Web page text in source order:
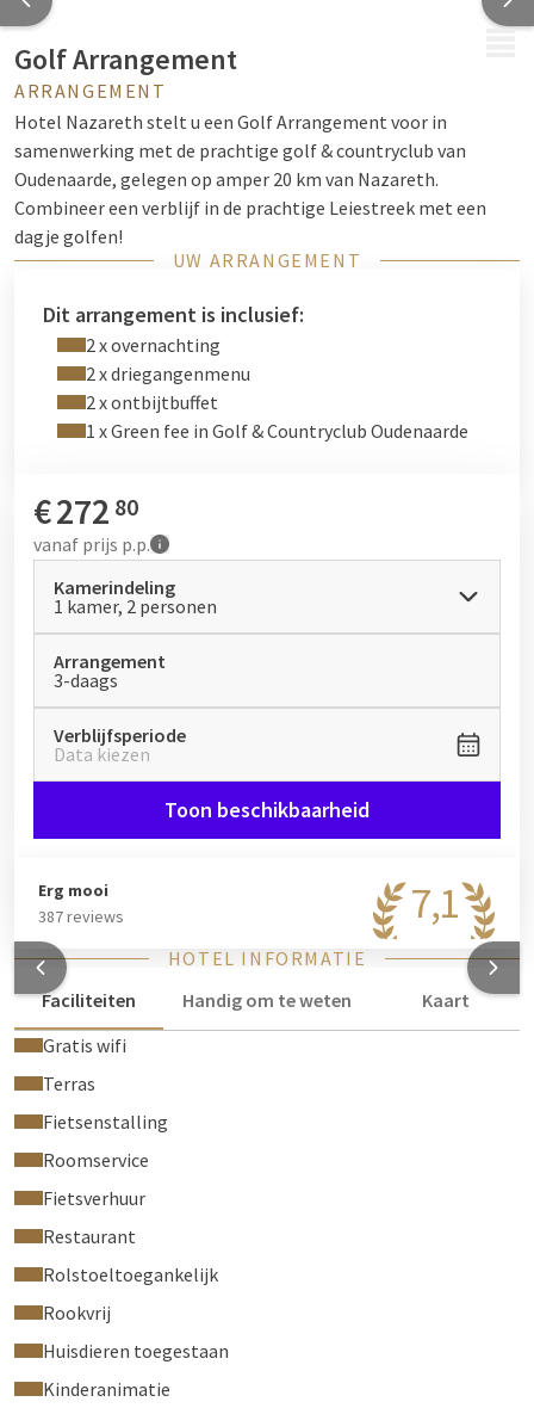
Golf Arrangement
ARRANGEMENT
Hotel Nazareth stelt u een Golf Arrangement voor in
samenwerking met de prachtige golf & countryclub van
Oudenaarde, gelegen op amper 20 km van Nazareth.
Combineer een verblijf in de prachtige Leiestreek met een
dagje golfen!
UW ARRANGEMENT
Dit arrangement is inclusief:
2 x overnachting
2 x driegangenmenu
2 x ontbijtbuffet
1 x Green fee in Golf & Countryclub Oudenaarde
€272 80
vanaf prijs p.p.
Kamerindeling
1 kamer, 2 personen
Arrangement
3-daags
Verblijfsperiode
Data kiezen
Toon beschikbaarheid
7,1
Erg mooi
387 reviews
HOTEL INFORMATIE
Faciliteiten
Handig om te weten
Kaart
Gratis wifi
Terras
Fietsenstalling
Roomservice
Fietsverhuur
Restaurant
Rolstoeltoegankelijk
Rookvrij
Huisdieren toegestaan
Kinderanimatie